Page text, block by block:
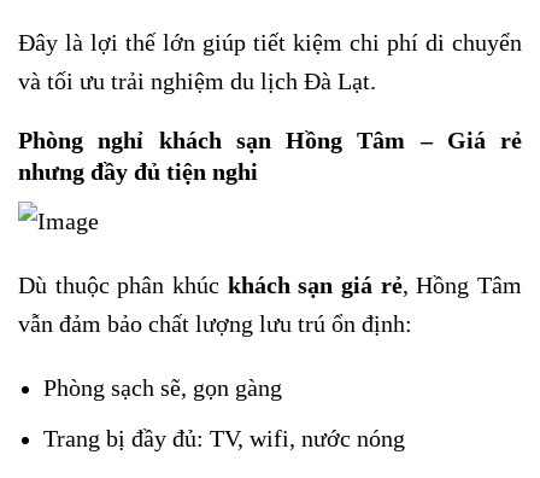
Đây là lợi thế lớn giúp tiết kiệm chi phí di chuyển
và tối ưu trải nghiệm du lịch Đà Lạt.
Phòng nghỉ khách sạn Hồng Tâm – Giá rẻ
nhưng đầy đủ tiện nghi
Dù thuộc phân khúc khách sạn giá rẻ, Hồng Tâm
vẫn đảm bảo chất lượng lưu trú ổn định:
Phòng sạch sẽ, gọn gàng
Trang bị đầy đủ: TV, wifi, nước nóng